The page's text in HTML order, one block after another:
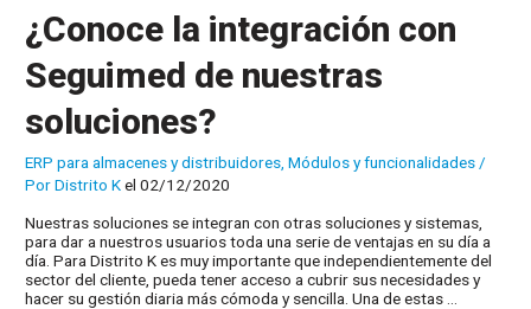
¿Conoce la integración con
Seguimed de nuestras
soluciones?
ERP para almacenes y distribuidores ,Módulos y funcionalidades /
PorDistrito Kel 02/12/2020
Nuestras soluciones se integran con otras soluciones y sistemas,
para dar a nuestros usuarios toda una serie de ventajas en su día a
día. Para Distrito K es muy importante que independientemente del
sector del cliente, pueda tener acceso a cubrir sus necesidades y
hacer su gestión diaria más cómoda y sencilla. Una de estas …